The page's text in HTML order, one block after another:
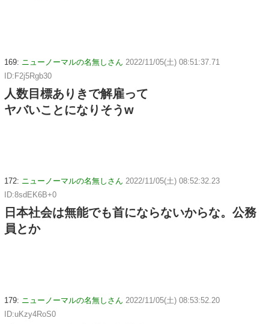
169: ニューノーマルの名無しさん 2022/11/05(土) 08:51:37.71
ID:F2j5Rgb30
人数目標ありきで解雇って
ヤバいことになりそうw
172: ニューノーマルの名無しさん 2022/11/05(土) 08:52:32.23
ID:8sdEK6B+0
日本社会は無能でも首にならないからな。公務
員とか
179: ニューノーマルの名無しさん 2022/11/05(土) 08:53:52.20
ID:uKzy4RoS0